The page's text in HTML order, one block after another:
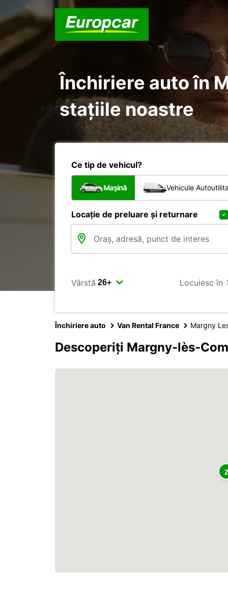
Închiriere auto în
stațiile noastre
Ce tip de vehicul?
Mașină Vehicule
Locație de preluare și returnare
Vârstă Locuiesc în
Închiriere auto Van Rental France Margny
Descoperiți Margny-lès-
2